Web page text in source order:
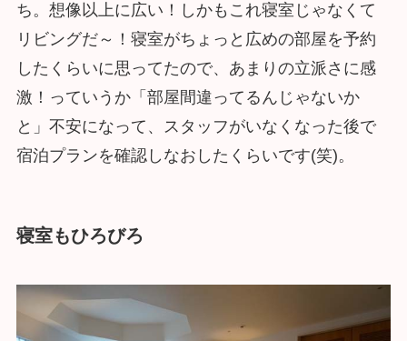
ち。想像以上に広い！しかもこれ寝室じゃなくて
リビングだ～！寝室がちょっと広めの部屋を予約
したくらいに思ってたので、あまりの立派さに感
激！っていうか「部屋間違ってるんじゃないか
と」不安になって、スタッフがいなくなった後で
宿泊プランを確認しなおしたくらいです(笑)。
寝室もひろびろ